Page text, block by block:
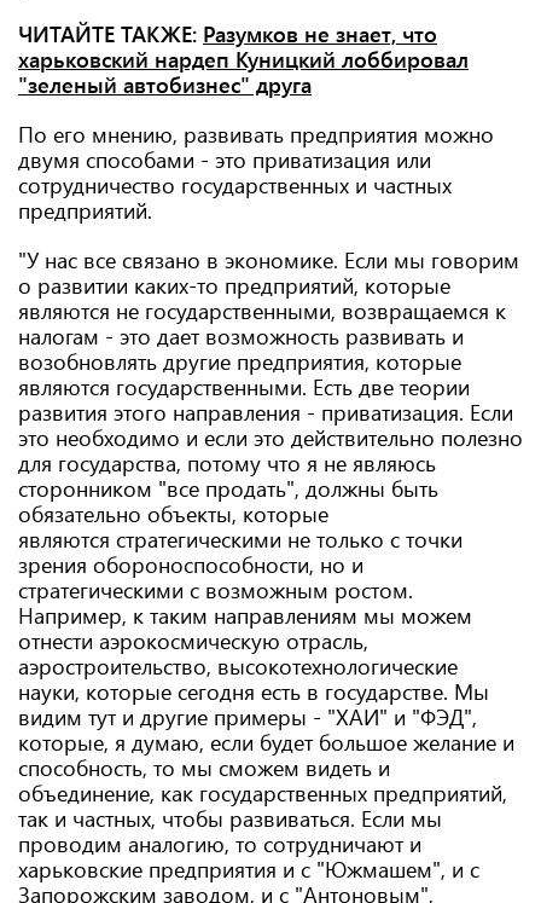
ЧИТАЙТЕ ТАКЖЕ: Разумков не знает, что
харьковский нардеп Куницкий лоббировал
"зеленый автобизнес" друга
По его мнению, развивать предприятия можно
двумя способами - это приватизация или
сотрудничество государственных и частных
предприятий.
"У нас все связано в экономике. Если мы говорим
о развитии каких-то предприятий, которые
являются не государственными, возвращаемся к
налогам - это дает возможность развивать и
возобновлять другие предприятия, которые
являются государственными. Есть две теории
развития этого направления - приватизация. Если
это необходимо и если это действительно полезно
для государства, потому что я не являюсь
сторонником "все продать", должны быть
обязательно объекты, которые
являются стратегическими не только с точки
зрения обороноспособности, но и
стратегическими с возможным ростом.
Например, к таким направлениям мы можем
отнести аэрокосмическую отрасль,
аэростроительство, высокотехнологические
науки, которые сегодня есть в государстве. Мы
видим тут и другие примеры - "ХАИ" и "ФЭД",
которые, я думаю, если будет большое желание и
способность, то мы сможем видеть и
объединение, как государственных предприятий,
так и частных, чтобы развиваться. Если мы
проводим аналогию, то сотрудничают и
харьковские предприятия и с "Южмашем", и с
Запорожским заводом, и с "Антоновым",